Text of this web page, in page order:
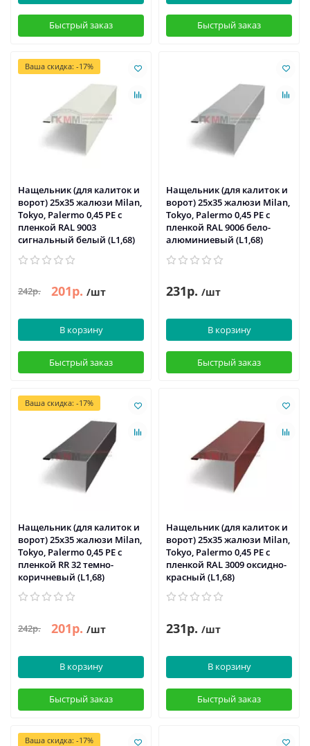
Быстрый заказ Быстрый заказ
Ваша скидка: -17%
Нащельник (для калиток и
ворот) 25х35 жалюзи Milan,
Tokyo, Palermo 0,45 PE с
пленкой RAL 9003
сигнальный белый (L1,68)
242р. 201р. /шт
В корзину
Быстрый заказ
Нащельник (для калиток и
ворот) 25х35 жалюзи Milan,
Tokyo, Palermo 0,45 PE с
пленкой RAL 9006 бело-
алюминиевый (L1,68)
231р. /шт
В корзину
Быстрый заказ
Ваша скидка: -17%
Нащельник (для калиток и
ворот) 25х35 жалюзи Milan,
Tokyo, Palermo 0,45 PE с
пленкой RR 32 темно-
коричневый (L1,68)
242р. 201р. /шт
В корзину
Быстрый заказ
Нащельник (для калиток и
ворот) 25х35 жалюзи Milan,
Tokyo, Palermo 0,45 PE с
пленкой RAL 3009 оксидно-
красный (L1,68)
231р. /шт
В корзину
Быстрый заказ
Ваша скидка: -17%